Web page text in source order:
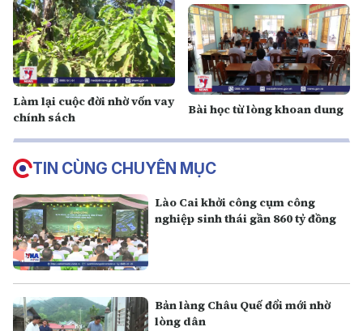
Làm lại cuộc đời nhờ vốn vay
chính sách
Bài học từ lòng khoan dung
TIN CÙNG CHUYÊN MỤC
Lào Cai khởi công cụm công
nghiệp sinh thái gần 860 tỷ đồng
Bản làng Châu Quế đổi mới nhờ
lòng dân